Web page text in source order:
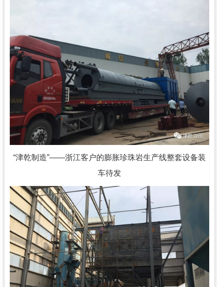
“津乾制造”——浙江客户的膨胀珍珠岩生产线整套设备装
车待发